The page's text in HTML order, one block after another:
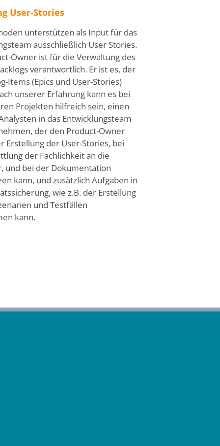
User-Stories
unterstützen als Input für das
ausschließlich User Stories.
Owner ist für die Verwaltung des
verantwortlich. Er ist es, der
Items (Epics und User-Stories)
unserer Erfahrung kann es bei
Projekten hilfreich sein, einen
in das Entwicklungsteam
der den Product-Owner
Erstellung der User-Stories, bei
der Fachlichkeit an die
und bei der Dokumentation
kann, und zusätzlich Aufgaben in
wie z.B. der Erstellung
und Testfällen
kann.